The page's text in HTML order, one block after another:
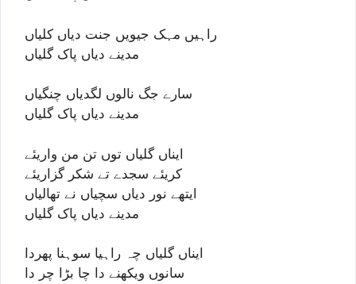
راہیں مہک جیویں جنت دیاں کلیاں
مدینے دیاں پاک گلیاں
سارے جگ نالوں لگدیاں چنگیاں
مدینے دیاں پاک گلیاں
ایناں گلیاں توں تن من واریئے
کریئے سجدے تے شکر گزاریئے
ایتھے نور دیاں سچیاں نے تھالیاں
مدینے دیاں پاک گلیاں
ایناں گلیاں چہ راہیا سوہنا پھردا
سانوں ویکھنے دا چا بڑا چر دا